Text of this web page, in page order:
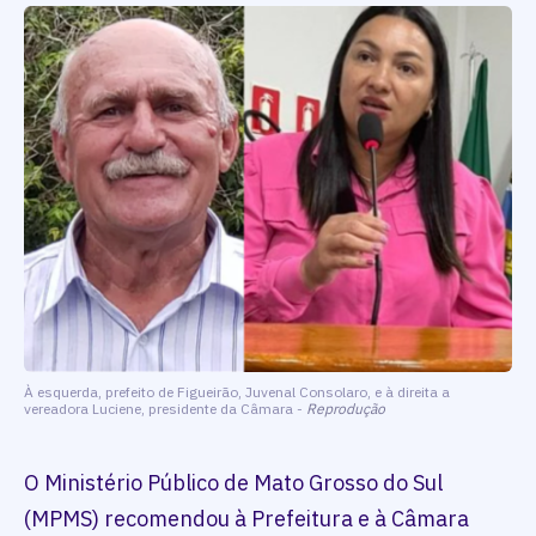
À esquerda, prefeito de Figueirão, Juvenal Consolaro, e à direita a
vereadora Luciene, presidente da Câmara - Reprodução
O Ministério Público de Mato Grosso do Sul
(MPMS) recomendou à Prefeitura e à Câmara